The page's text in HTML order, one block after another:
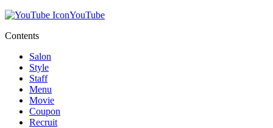
YouTube
Contents
Salon
Style
Staff
Menu
Movie
Coupon
Recruit